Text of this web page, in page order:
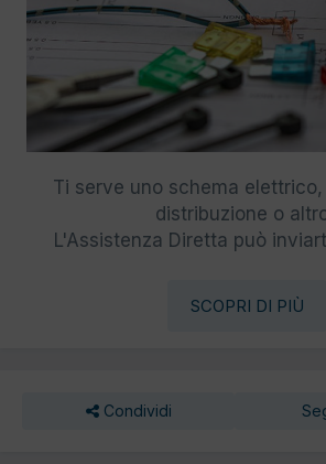
Ti serve uno schema
distribuzione o
L'Assistenza Diretta può
SCOPRI DI PIÙ
Condividi